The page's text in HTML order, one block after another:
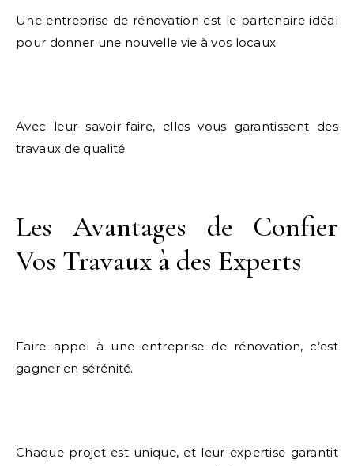
Une entreprise de rénovation est le partenaire idéal
pour donner une nouvelle vie à vos locaux.
Avec leur savoir-faire, elles vous garantissent des
travaux de qualité.
Les Avantages de Confier
Vos Travaux à des Experts
Faire appel à une entreprise de rénovation, c’est
gagner en sérénité.
Chaque projet est unique, et leur expertise garantit